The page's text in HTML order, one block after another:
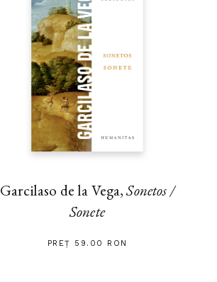
Garcilaso de la Vega,Sonetos /
Sonete
PREȚ 59.00 RON